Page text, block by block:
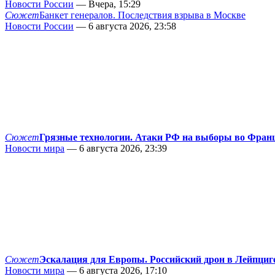
Новости России — Вчера, 15:29
СюжетБанкет генералов. Последствия взрыва в Москве
Новости России — 6 августа 2026, 23:58
СюжетГрязные технологии. Атаки РФ на выборы во
Новости мира — 6 августа 2026, 23:39
СюжетЭскалация для Европы. Российский дрон в
Новости мира — 6 августа 2026, 17:10